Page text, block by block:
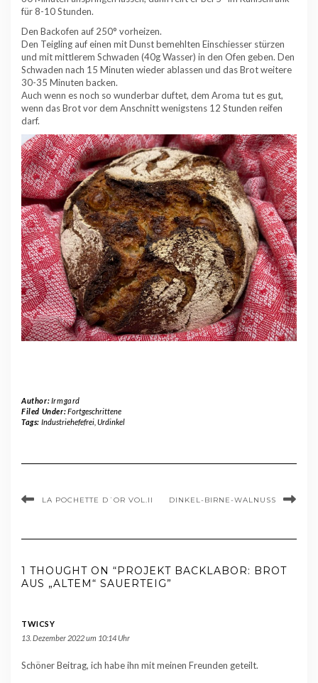
für 8-10 Stunden.
Den Backofen auf 250° vorheizen.
Den Teigling auf einen mit Dunst bemehlten Einschiesser stürzen
und mit mittlerem Schwaden (40g Wasser) in den Ofen geben. Den
Schwaden nach 15 Minuten wieder ablassen und das Brot weitere
30-35 Minuten backen.
Auch wenn es noch so wunderbar duftet, dem Aroma tut es gut,
wenn das Brot vor dem Anschnitt wenigstens 12 Stunden reifen
darf.
Author:Irmgard
Filed Under:Fortgeschrittene
Tags: Industriehefefrei, Urdinkel
LA POCHETTE D´OR VOL.II DINKEL-BIRNE-WALNUSS
1 THOUGHT ON “PROJEKT BACKLABOR: BROT
AUS „ALTEM“ SAUERTEIG”
TWICSY
13. Dezember 2022 um 10:14 Uhr
Schöner Beitrag, ich habe ihn mit meinen Freunden geteilt.